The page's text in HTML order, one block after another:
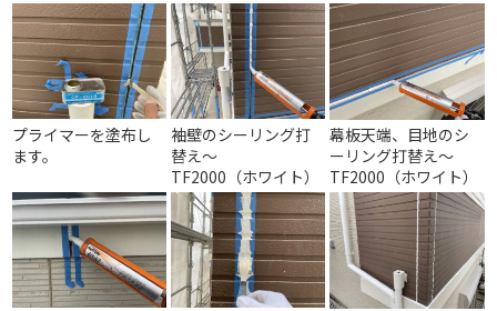
プライマーを塗布し
ます。
袖壁のシーリング打
替え～
TF2000（ホワイト）
幕板天端、目地のシ
ーリング打替え～
TF2000（ホワイト）